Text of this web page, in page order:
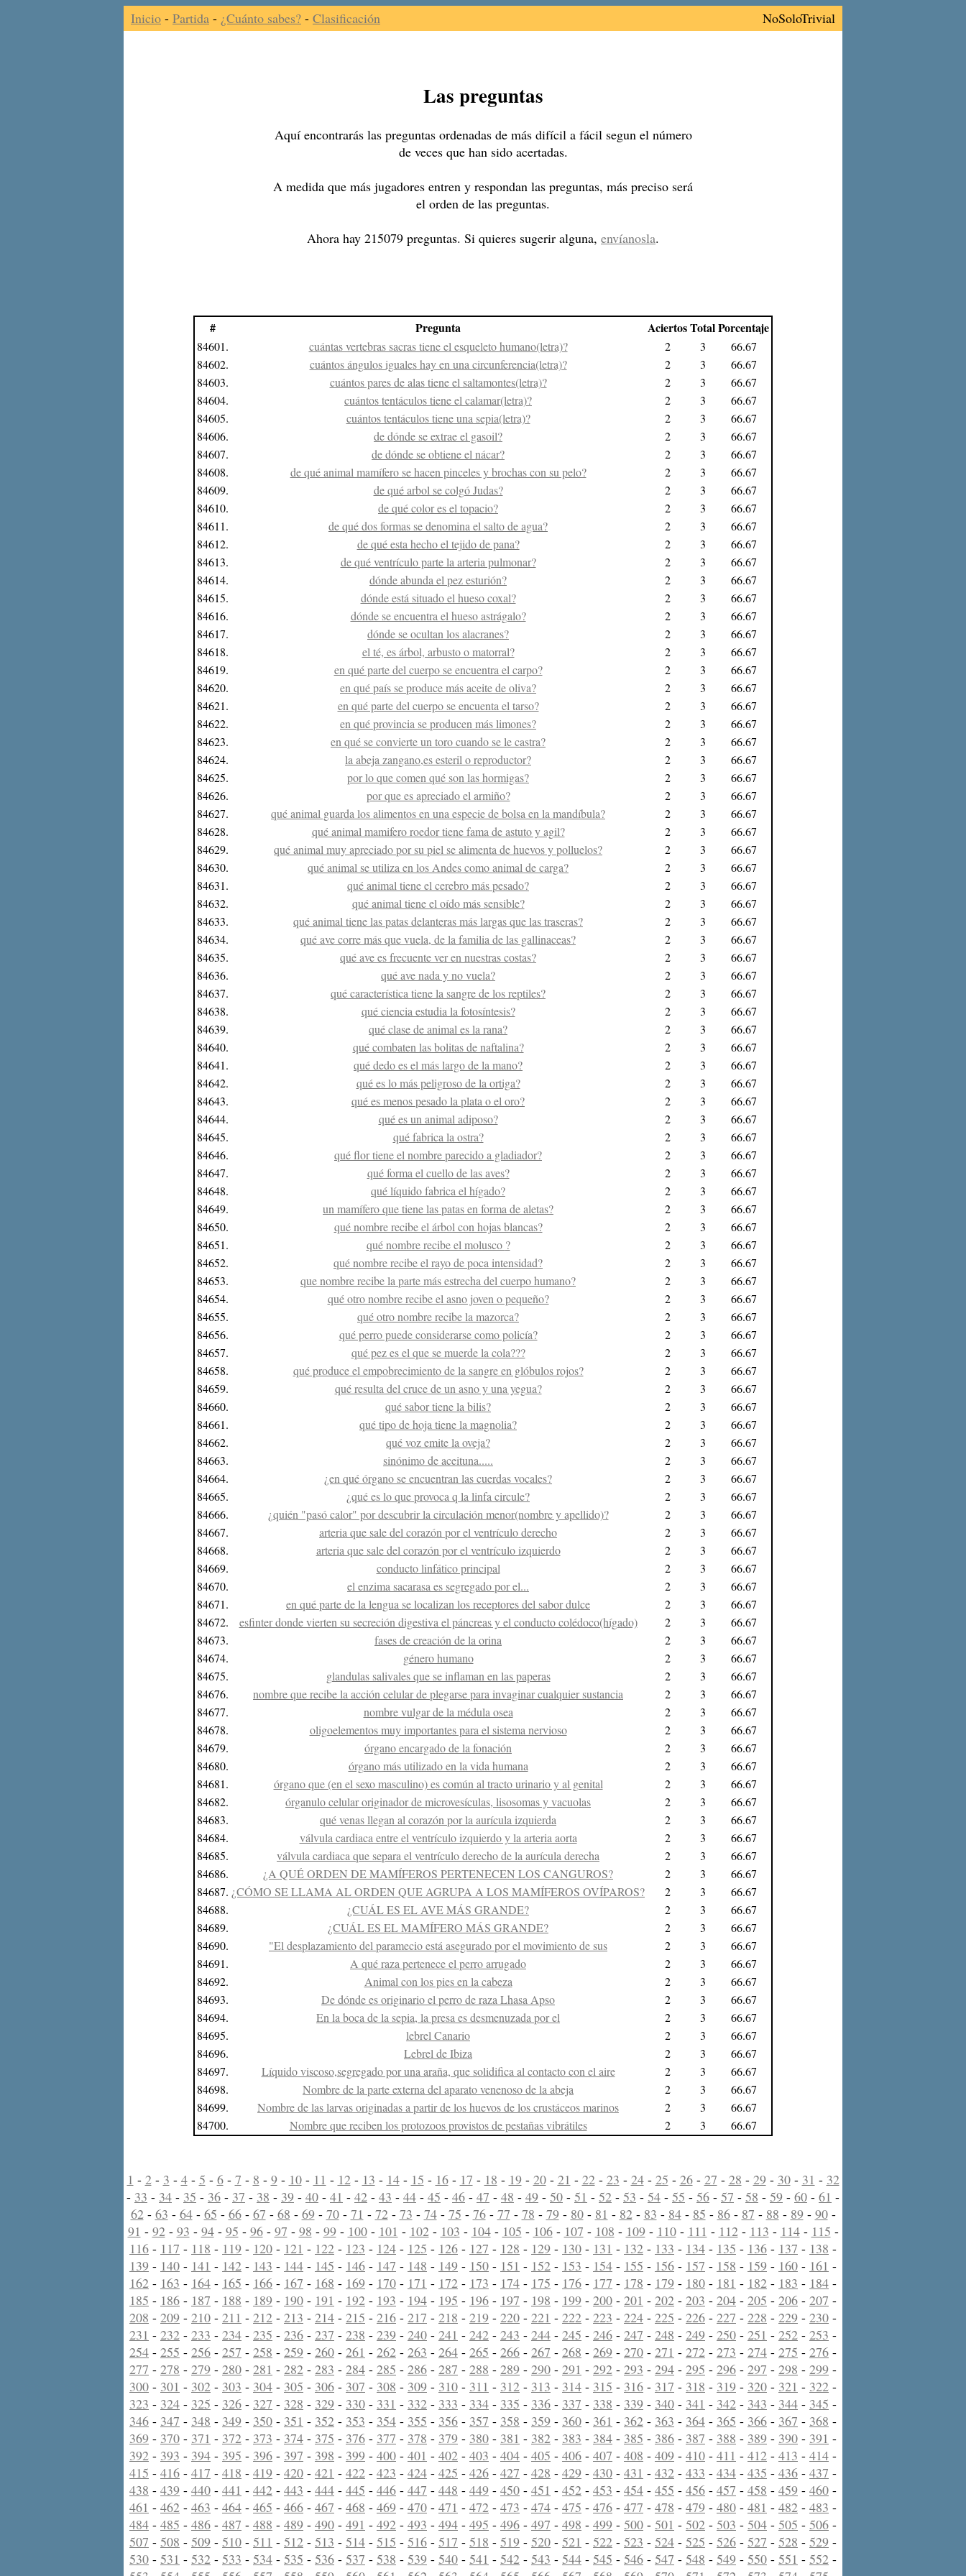
Inicio - Partida - ¿Cuánto sabes? - Clasificación NoSoloTrivial
Las preguntas
Aquí encontrarás las preguntas ordenadas de más difícil a fácil segun el número
de veces que han sido acertadas.
A medida que más jugadores entren y respondan las preguntas, más preciso será
el orden de las preguntas.
Ahora hay 215079 preguntas. Si quieres sugerir alguna, envíanosla.
# Pregunta AciertosTotalPorcentaje
84601. cuántas vertebras sacras tiene el esqueleto humano(letra)? 2 3
66.67
84602.
cuántos ángulos iguales hay en una circunferencia(letra)? 2 3
66.67
84603.
cuántos pares de alas tiene el saltamontes(letra)? 2 3
66.67
84604.
cuántos tentáculos tiene el calamar(letra)? 2 3
66.67
84605.
cuántos tentáculos tiene una sepia(letra)? 2 3
66.67
84606.
de dónde se extrae el gasoil? 2 3
66.67
84607.
de dónde se obtiene el nácar? 2 3
66.67
84608.
de qué animal mamífero se hacen pinceles y brochas con su pelo? 2 3
66.67
84609.
de qué arbol se colgó Judas? 2 3
66.67
84610.
de qué color es el topacio? 2 3
66.67
84611.
de qué dos formas se denomina el salto de agua? 2 3
66.67
84612.
de qué esta hecho el tejido de pana? 2 3
66.67
84613.
de qué ventrículo parte la arteria pulmonar? 2 3
66.67
84614.
dónde abunda el pez esturión? 2 3
66.67
84615.
dónde está situado el hueso coxal? 2 3
66.67
84616.
dónde se encuentra el hueso astrágalo? 2 3
66.67
84617.
dónde se ocultan los alacranes? 2 3
66.67
84618.
el té, es árbol, arbusto o matorral? 2 3
66.67
84619.
en qué parte del cuerpo se encuentra el carpo? 2 3
66.67
84620.
en qué país se produce más aceite de oliva? 2 3
66.67
84621.
en qué parte del cuerpo se encuenta el tarso? 2 3
66.67
84622.
en qué provincia se producen más limones? 2 3
66.67
84623.
en qué se convierte un toro cuando se le castra? 2 3
66.67
84624.
la abeja zangano,es esteril o reproductor? 2 3
66.67
84625.
por lo que comen qué son las hormigas? 2 3
66.67
84626.
por que es apreciado el armiño? 2 3
66.67
84627.
qué animal guarda los alimentos en una especie de bolsa en la mandíbula? 2 3
66.67
84628.
qué animal mamifero roedor tiene fama de astuto y agil? 2 3
66.67
84629.
qué animal muy apreciado por su piel se alimenta de huevos y polluelos? 2 3
66.67
84630.
qué animal se utiliza en los Andes como animal de carga? 2 3
66.67
84631.
qué animal tiene el cerebro más pesado? 2 3
66.67
84632.
qué animal tiene el oído más sensible? 2 3
66.67
84633.
qué animal tiene las patas delanteras más largas que las traseras? 2 3
66.67
84634.
qué ave corre más que vuela, de la familia de las gallinaceas? 2 3
66.67
84635.
qué ave es frecuente ver en nuestras costas? 2 3
66.67
84636.
qué ave nada y no vuela? 2 3
66.67
84637.
qué característica tiene la sangre de los reptiles? 2 3
66.67
84638.
qué ciencia estudia la fotosíntesis? 2 3
66.67
84639.
qué clase de animal es la rana? 2 3
66.67
84640.
qué combaten las bolitas de naftalina? 2 3
66.67
84641.
qué dedo es el más largo de la mano? 2 3
66.67
84642.
qué es lo más peligroso de la ortiga? 2 3
66.67
84643.
qué es menos pesado la plata o el oro? 2 3
66.67
84644.
qué es un animal adiposo? 2 3
66.67
84645.
qué fabrica la ostra? 2 3
66.67
84646.
qué flor tiene el nombre parecido a gladiador? 2 3
66.67
84647.
qué forma el cuello de las aves? 2 3
66.67
84648.
qué líquido fabrica el hígado? 2 3
66.67
84649.
un mamífero que tiene las patas en forma de aletas? 2 3
66.67
84650.
qué nombre recibe el árbol con hojas blancas? 2 3
66.67
84651.
qué nombre recibe el molusco ? 2 3
66.67
84652.
qué nombre recibe el rayo de poca intensidad? 2 3
66.67
84653.
que nombre recibe la parte más estrecha del cuerpo humano? 2 3
66.67
84654.
qué otro nombre recibe el asno joven o pequeño? 2 3
66.67
84655.
qué otro nombre recibe la mazorca? 2 3
66.67
84656.
qué perro puede considerarse como policía? 2 3
66.67
84657.
qué pez es el que se muerde la cola??? 2 3
66.67
84658.
qué produce el empobrecimiento de la sangre en glóbulos rojos? 2 3
66.67
84659.
qué resulta del cruce de un asno y una yegua? 2 3
66.67
84660.
qué sabor tiene la bilis? 2 3
66.67
84661.
qué tipo de hoja tiene la magnolia? 2 3
66.67
84662.
qué voz emite la oveja? 2 3
66.67
84663.
sinónimo de aceituna..... 2 3
66.67
84664.
¿en qué órgano se encuentran las cuerdas vocales? 2 3
66.67
84665.
¿qué es lo que provoca q la linfa circule? 2 3
66.67
84666.
¿quién "pasó calor" por descubrir la circulación menor(nombre y apellido)? 2 3
66.67
84667.
arteria que sale del corazón por el ventrículo derecho 2 3
66.67
84668.
arteria que sale del corazón por el ventrículo izquierdo 2 3
66.67
84669.
conducto linfático principal 2 3
66.67
84670.
el enzima sacarasa es segregado por el... 2 3
66.67
84671.
en qué parte de la lengua se localizan los receptores del sabor dulce 2 3
66.67
84672.
esfinter donde vierten su secreción digestiva el páncreas y el conducto colédoco(hígado) 2 3
66.67
84673.
fases de creación de la orina 2 3
66.67
84674.
género humano 2 3
66.67
84675.
glandulas salivales que se inflaman en las paperas 2 3
66.67
84676.
nombre que recibe la acción celular de plegarse para invaginar cualquier sustancia 2 3
66.67
84677.
nombre vulgar de la médula osea 2 3
66.67
84678.
oligoelementos muy importantes para el sistema nervioso 2 3
66.67
84679.
órgano encargado de la fonación 2 3
66.67
84680.
órgano más utilizado en la vida humana 2 3
66.67
84681.
órgano que (en el sexo masculino) es común al tracto urinario y al genital 2 3
66.67
84682.
órganulo celular originador de microvesículas, lisosomas y vacuolas 2 3
66.67
84683.
qué venas llegan al corazón por la aurícula izquierda 2 3
66.67
84684.
válvula cardiaca entre el ventrículo izquierdo y la arteria aorta 2 3
66.67
84685.
válvula cardiaca que separa el ventrículo derecho de la aurícula derecha 2 3
66.67
84686.
¿A QUÉ ORDEN DE MAMÍFEROS PERTENECEN LOS CANGUROS? 2 3
66.67
84687. ¿CÓMO SE LLAMA AL ORDEN QUE AGRUPA A LOS MAMÍFEROS OVÍPAROS? 2 3
66.67
84688.
¿CUÁL ES EL AVE MÁS GRANDE? 2 3
66.67
84689.
¿CUÁL ES EL MAMÍFERO MÁS GRANDE? 2 3
66.67
84690.
"El desplazamiento del paramecio está asegurado por el movimiento de sus 2 3
66.67
84691.
A qué raza pertenece el perro arrugado 2 3
66.67
84692.
Animal con los pies en la cabeza 2 3
66.67
84693.
De dónde es originario el perro de raza Lhasa Apso 2 3
66.67
84694.
En la boca de la sepia, la presa es desmenuzada por el 2 3
66.67
84695.
lebrel Canario 2 3
66.67
84696.
Lebrel de Ibiza 2 3
66.67
84697.
Líquido viscoso,segregado por una araña, que solidifica al contacto con el aire 2 3
66.67
84698.
Nombre de la parte externa del aparato venenoso de la abeja 2 3
66.67
84699.
Nombre de las larvas originadas a partir de los huevos de los crustáceos marinos 2 3
66.67
84700.
Nombre que reciben los protozoos provistos de pestañas vibrátiles 2 3 66.67
1 - 2 - 3 - 4- 5 - 6- 7 - 8 - 9- 10- 11 - 12 - 13 - 14- 15 - 16- 17 - 18 - 19- 20- 21 - 22 - 23 - 24- 25 - 26- 27 - 28 - 29- 30- 31 - 32
- 33 - 34 - 35 - 36 - 37 - 38 - 39 - 40 - 41 - 42 - 43 - 44 - 45 - 46 - 47 - 48 - 49 - 50 - 51 - 52 - 53 - 54 - 55 - 56 - 57 - 58 - 59 - 60 - 61 -
62 - 63 - 64- 65 - 66- 67 - 68 - 69- 70- 71 - 72 - 73 - 74- 75 - 76- 77 - 78 - 79- 80- 81 - 82 - 83 - 84- 85 - 86- 87 - 88 - 89- 90-
91 - 92 - 93 - 94- 95 - 96- 97 - 98 - 99- 100- 101 - 102 - 103 - 104- 105 - 106- 107 - 108 - 109- 110- 111 - 112 - 113 - 114- 115 -
116 - 117 - 118 - 119 - 120 - 121 - 122 - 123 - 124 - 125 - 126 - 127 - 128 - 129 - 130 - 131 - 132 - 133 - 134 - 135 - 136 - 137 - 138 -
139 - 140 - 141 - 142 - 143 - 144 - 145 - 146 - 147 - 148 - 149 - 150 - 151 - 152 - 153 - 154 - 155 - 156 - 157 - 158 - 159 - 160 - 161 -
162 - 163 - 164 - 165 - 166 - 167 - 168 - 169 - 170 - 171 - 172 - 173 - 174 - 175 - 176 - 177 - 178 - 179 - 180 - 181 - 182 - 183 - 184 -
185 - 186 - 187 - 188 - 189 - 190 - 191 - 192 - 193 - 194 - 195 - 196 - 197 - 198 - 199 - 200 - 201 - 202 - 203 - 204 - 205 - 206 - 207 -
208 - 209 - 210 - 211 - 212 - 213 - 214 - 215 - 216 - 217 - 218 - 219 - 220 - 221 - 222 - 223 - 224 - 225 - 226 - 227 - 228 - 229 - 230 -
231 - 232 - 233 - 234 - 235 - 236 - 237 - 238 - 239 - 240 - 241 - 242 - 243 - 244 - 245 - 246 - 247 - 248 - 249 - 250 - 251 - 252 - 253 -
254 - 255 - 256 - 257 - 258 - 259 - 260 - 261 - 262 - 263 - 264 - 265 - 266 - 267 - 268 - 269 - 270 - 271 - 272 - 273 - 274 - 275 - 276 -
277 - 278 - 279 - 280 - 281 - 282 - 283 - 284 - 285 - 286 - 287 - 288 - 289 - 290 - 291 - 292 - 293 - 294 - 295 - 296 - 297 - 298 - 299 -
300 - 301 - 302 - 303 - 304 - 305 - 306 - 307 - 308 - 309 - 310 - 311 - 312 - 313 - 314 - 315 - 316 - 317 - 318 - 319 - 320 - 321 - 322 -
323 - 324 - 325 - 326 - 327 - 328 - 329 - 330 - 331 - 332 - 333 - 334 - 335 - 336 - 337 - 338 - 339 - 340 - 341 - 342 - 343 - 344 - 345 -
346 - 347 - 348 - 349 - 350 - 351 - 352 - 353 - 354 - 355 - 356 - 357 - 358 - 359 - 360 - 361 - 362 - 363 - 364 - 365 - 366 - 367 - 368 -
369 - 370 - 371 - 372 - 373 - 374 - 375 - 376 - 377 - 378 - 379 - 380 - 381 - 382 - 383 - 384 - 385 - 386 - 387 - 388 - 389 - 390 - 391 -
392 - 393 - 394 - 395 - 396 - 397 - 398 - 399 - 400 - 401 - 402 - 403 - 404 - 405 - 406 - 407 - 408 - 409 - 410 - 411 - 412 - 413 - 414 -
415 - 416 - 417 - 418 - 419 - 420 - 421 - 422 - 423 - 424 - 425 - 426 - 427 - 428 - 429 - 430 - 431 - 432 - 433 - 434 - 435 - 436 - 437 -
438 - 439 - 440 - 441 - 442 - 443 - 444 - 445 - 446 - 447 - 448 - 449 - 450 - 451 - 452 - 453 - 454 - 455 - 456 - 457 - 458 - 459 - 460 -
461 - 462 - 463 - 464 - 465 - 466 - 467 - 468 - 469 - 470 - 471 - 472 - 473 - 474 - 475 - 476 - 477 - 478 - 479 - 480 - 481 - 482 - 483 -
484 - 485 - 486 - 487 - 488 - 489 - 490 - 491 - 492 - 493 - 494 - 495 - 496 - 497 - 498 - 499 - 500 - 501 - 502 - 503 - 504 - 505 - 506 -
507 - 508 - 509 - 510 - 511 - 512 - 513 - 514 - 515 - 516 - 517 - 518 - 519 - 520 - 521 - 522 - 523 - 524 - 525 - 526 - 527 - 528 - 529 -
530 - 531 - 532 - 533 - 534 - 535 - 536 - 537 - 538 - 539 - 540 - 541 - 542 - 543 - 544 - 545 - 546 - 547 - 548 - 549 - 550 - 551 - 552 -